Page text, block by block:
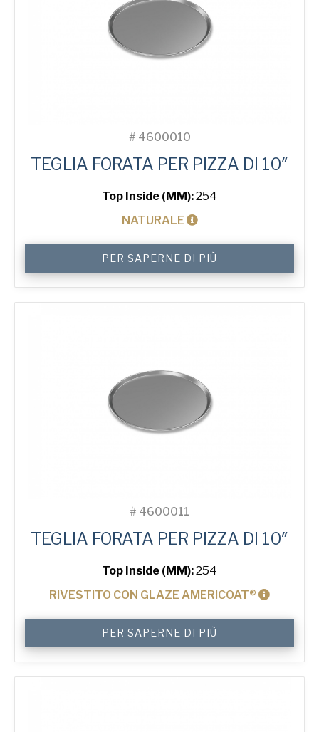
# 4600010
TEGLIA FORATA PER PIZZA DI 10″
Top Inside (MM):254
NATURALE
Pizza
Tray
quantità
PER SAPERNE DI PIÙ
# 4600011
TEGLIA FORATA PER PIZZA DI 10″
Top Inside (MM):254
RIVESTITO CON GLAZE AMERICOAT®
Pizza
Tray
quantità
PER SAPERNE DI PIÙ